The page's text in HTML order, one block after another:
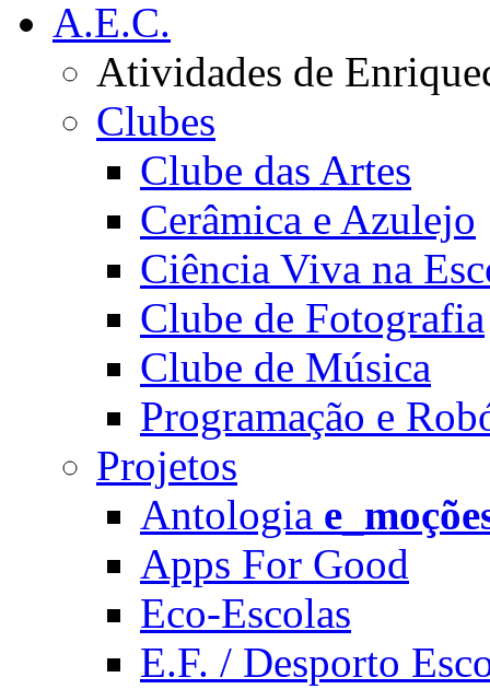
A.E.C.
Atividades de
Clubes
Clube das Artes
Cerâmica e Azulejo
Ciência Viva na
Clube de Fotografia
Clube de Música
Programação e
Projetos
Antologia
Apps For Good
Eco-Escolas
E.F. / Desporto